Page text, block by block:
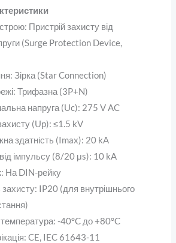
: Пристрій захисту від
(Surge Protection Device,
: Зірка (Star Connection)
: Трифазна (3P+N)
напруга (Uc): 275 V AC
(Up): ≤1.5 kV
здатність (Imax): 20 kA
імпульсу (8/20 μs): 10 kA
: На DIN-рейку
захисту: IP20 (для внутрішнього
: -40°C до +80°C
: CE, IEC 61643-11